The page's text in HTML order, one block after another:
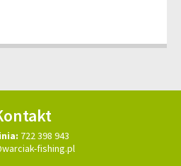
722 398 943
fishing.pl